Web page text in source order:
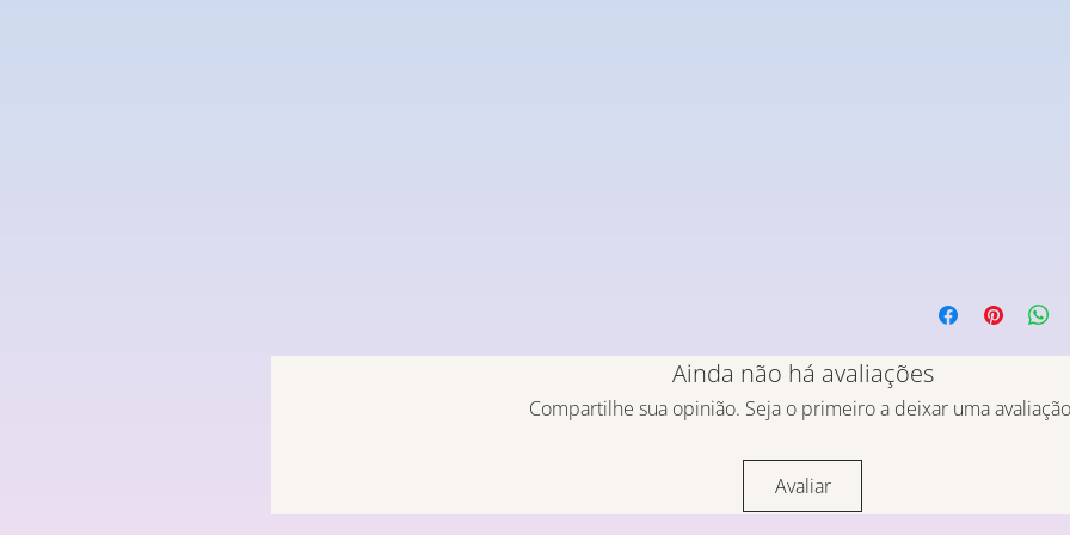
Ainda não há avaliações
Compartilhe sua opinião. Seja o primeiro a deixar uma
Avaliar